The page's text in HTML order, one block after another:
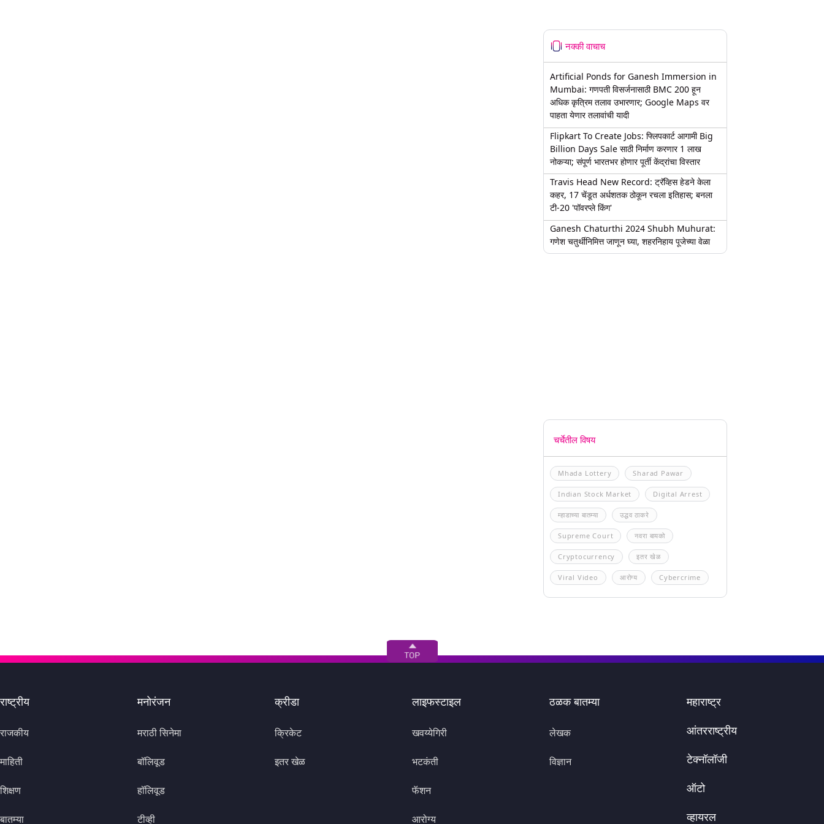
नक्की वाचाच
Artificial Ponds for Ganesh Immersion in
Mumbai: गणपती विसर्जनासाठी BMC 200 हून
अधिक कृत्रिम तलाव उभारणार; Google Maps वर
पाहता येणार तलावांची यादी
Flipkart To Create Jobs: फ्लिपकार्ट आगामी Big
Billion Days Sale साठी निर्माण करणार 1 लाख
नोकऱ्या; संपूर्ण भारतभर होणार पूर्ती केंद्रांचा विस्तार
Travis Head New Record: ट्रॅव्हिस हेडने केला
कहर, 17 चेंडूत अर्धशतक ठोकून रचला इतिहास; बनला
टी-20 'पॉवरप्ले किंग'
Ganesh Chaturthi 2024 Shubh Muhurat:
गणेश चतुर्थीनिमित्त जाणून घ्या, शहरनिहाय पूजेच्या वेळा
चर्चेतील विषय
Mhada Lottery Sharad Pawar
Indian Stock Market Digital Arrest
म्हाडाच्या बातम्या उद्धव ठाकरे
Supreme Court नवरा बायको
Cryptocurrency इतर खेळ
Viral Video आरोग्य Cybercrime
राष्ट्रीय
राजकीय
माहिती
शिक्षण
बातम्या
मनोरंजन
मराठी सिनेमा
बॉलिवूड
हॉलिवूड
टीव्ही
क्रीडा
क्रिकेट
इतर खेळ
लाइफस्टाइल
खवय्येगिरी
भटकंती
फॅशन
आरोग्य
ठळक बातम्या
लेखक
विज्ञान
महाराष्ट्र
आंतरराष्ट्रीय
टेक्नॉलॉजी
ऑटो
व्हायरल